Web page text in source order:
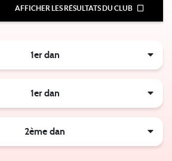
AFFICHER LES RÉSULTATS DU CLUB
1er dan
1er dan
2ème dan